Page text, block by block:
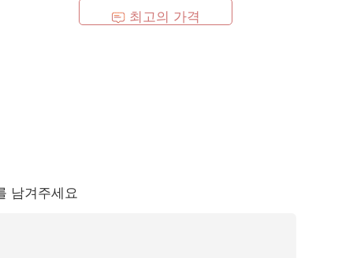
최고의 가격
남겨주세요